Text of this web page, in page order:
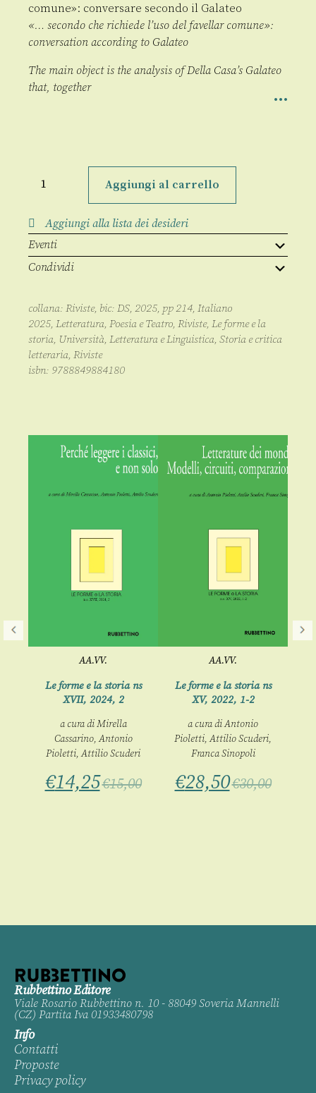
comune»: conversare secondo il Galateo
«… secondo che richiede l’uso del favellar comune»:
conversation according to Galateo
The main object is the analysis of Della Casa’s Galateo
that, together
forme
storia
ns
XVIII,
2025,
1
quantità
Aggiungi al carrello
Aggiungi alla lista dei desideri
Eventi
Condividi
collana: Riviste, bic: DS, 2025, pp214, Italiano
2025, Letteratura, Poesia e Teatro, Riviste, Le forme e la
storia, Università, Letteratura e Linguistica, Storia e critica
letteraria, Riviste
isbn: 9788849884180
AA.VV.
Le forme e la storia ns
XVII, 2024, 2
a cura diMirella
Cassarino,Antonio
Pioletti,Attilio Scuderi
€14,25€15,00
AA.VV.
Le forme e la storia ns
XV, 2022, 1-2
a cura diAntonio
Pioletti,Attilio Scuderi,
Franca Sinopoli
€28,50€30,00
Rubbettino Editore
Viale Rosario Rubbettino n. 10 - 88049 Soveria Mannelli
(CZ) Partita Iva 01933480798
Info
Contatti
Proposte
Privacy policy